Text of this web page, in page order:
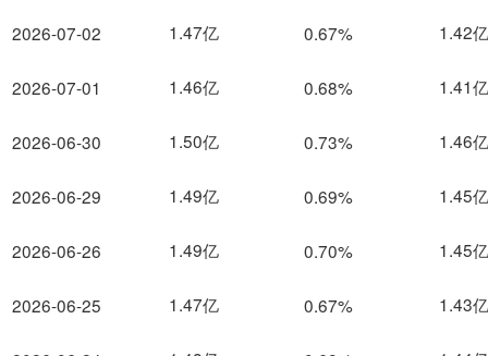
2026-07-02
2026-07-01
2026-06-30
2026-06-29
2026-06-26
2026-06-25
1.47亿 0.67% 1.42亿
1.46亿 0.68% 1.41亿
1.50亿 0.73% 1.46亿
1.49亿 0.69% 1.45亿
1.49亿 0.70% 1.45亿
1.47亿 0.67% 1.43亿